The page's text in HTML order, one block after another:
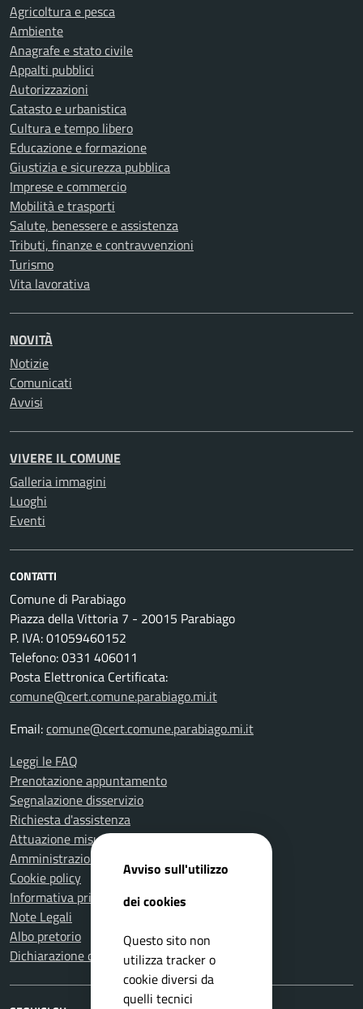
Agricoltura e pesca
Ambiente
Anagrafe e stato civile
Appalti pubblici
Autorizzazioni
Catasto e urbanistica
Cultura e tempo libero
Educazione e formazione
Giustizia e sicurezza pubblica
Imprese e commercio
Mobilità e trasporti
Salute, benessere e assistenza
Tributi, finanze e contravvenzioni
Turismo
Vita lavorativa
NOVITÀ
Notizie
Comunicati
Avvisi
VIVERE IL COMUNE
Galleria immagini
Luoghi
Eventi
CONTATTI
Comune di Parabiago
Piazza della Vittoria 7 - 20015 Parabiago
P. IVA: 01059460152
Telefono: 0331 406011
Posta Elettronica Certificata:
comune@cert.comune.parabiago.mi.it
Email:comune@cert.comune.parabiago.mi.it
Leggi le FAQ
Prenotazione appuntamento
Segnalazione disservizio
Richiesta d'assistenza
Attuazione misure PNRR
Amministrazione trasparente
Cookie policy
Informativa privacy
Note Legali
Albo pretorio
Dichiarazione di accessibilità
Avviso sull'utilizzo
dei cookies
Questo sito non
utilizza tracker o
cookie diversi da
quelli tecnici